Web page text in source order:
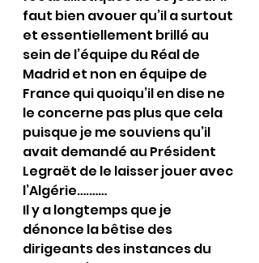
faut bien avouer qu’il a surtout
et essentiellement brillé au
sein de l’équipe du Réal de
Madrid et non en équipe de
France qui quoiqu’il en dise ne
le concerne pas plus que cela
puisque je me souviens qu’il
avait demandé au Président
Legraët de le laisser jouer avec
l’Algérie….……
Il y a longtemps que je
dénonce la bêtise des
dirigeants des instances du